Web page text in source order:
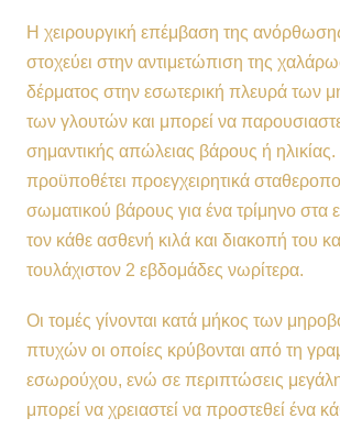
Η χειρουργική επέμβαση της
στοχεύει στην αντιμετώπιση της
δέρματος στην εσωτερική πλευρά των
των γλουτών και μπορεί να
σημαντικής απώλειας βάρους ή
προϋποθέτει προεγχειρητικά
σωματικού βάρους για ένα τρίμηνο στα
τον κάθε ασθενή κιλά και διακοπή του
τουλάχιστον 2 εβδομάδες νωρίτερα.
Οι τομές γίνονται κατά μήκος των
πτυχών οι οποίες κρύβονται από τη
εσωρούχου, ενώ σε περιπτώσεις
μπορεί να χρειαστεί να προστεθεί ένα